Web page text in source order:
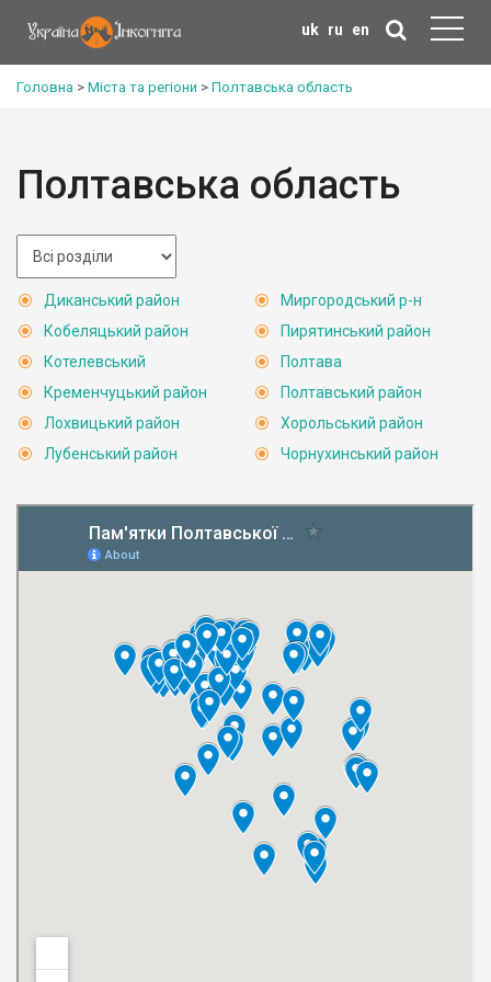
uk ru en
Головна > Міста та регіони > Полтавська область
Полтавська область
Диканський район
Кобеляцький район
Котелевський
Кременчуцький район
Лохвицький район
Лубенський район
Миргородський р-н
Пирятинський район
Полтава
Полтавський район
Хорольський район
Чорнухинський район